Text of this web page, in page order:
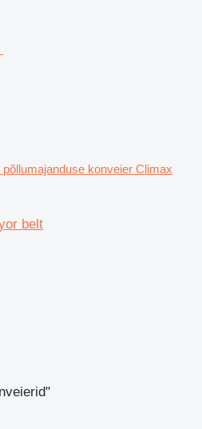
põllumajanduse konveier Climax
belt